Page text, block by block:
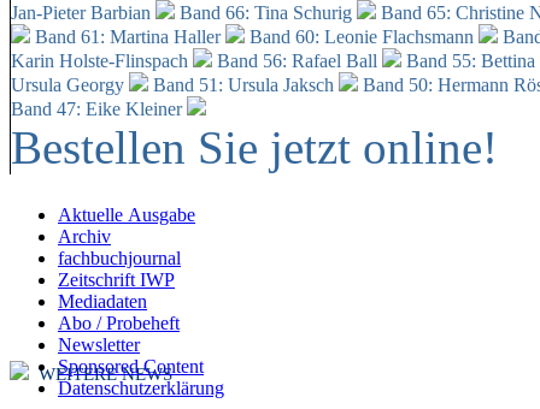
Jan-Pieter Barbian
Band 66: Tina Schurig
Band 65: Christine
Band 61: Martina Haller
Band 60: Leonie Flachsmann
Karin Holste-Flinspach
Band 56: Rafael Ball
Band 55:
Ursula Georgy
Band 51: Ursula Jaksch Band 50: Hermann
Band 47: Eike Kleiner
Bestellen Sie jetzt online!
Aktuelle Ausgabe
Archiv
fachbuchjournal
Zeitschrift IWP
Mediadaten
Abo / Probeheft
Newsletter
Sponsored Content
Datenschutzerklärung
WEITERE NEWS